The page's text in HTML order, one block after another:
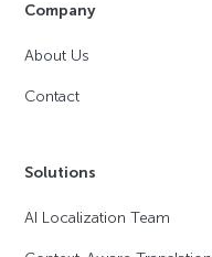
Company
About Us
Contact
Solutions
AI Localization Team